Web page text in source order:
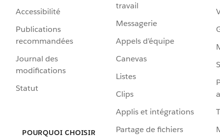
Accessibilité
Publications
recommandées
Journal des
modifications
Statut
POURQUOI CHOISIR
travail
Messagerie
Appels d’équipe
Canevas
Listes
Clips
Applis et intégrations
Partage de fichiers